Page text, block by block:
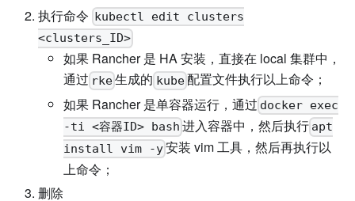
执行命令 kubectl edit clusters
<clusters_ID>
如果 Rancher 是 HA 安装，直接在 local 集群中，
通过 rke生成的 kube配置文件执行以上命令；
如果 Rancher 是单容器运行，通过 docker exec
-ti <容器ID> bash 进入容器中，然后执行 apt
install vim -y安装 vim 工具，然后再执行以
上命令；
删除